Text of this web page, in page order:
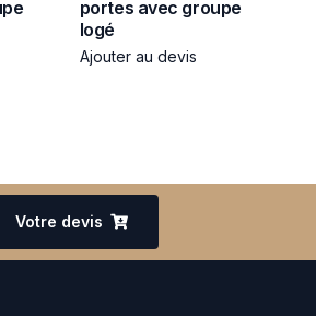
portes avec groupe
logé
Ajouter au devis
Votre devis